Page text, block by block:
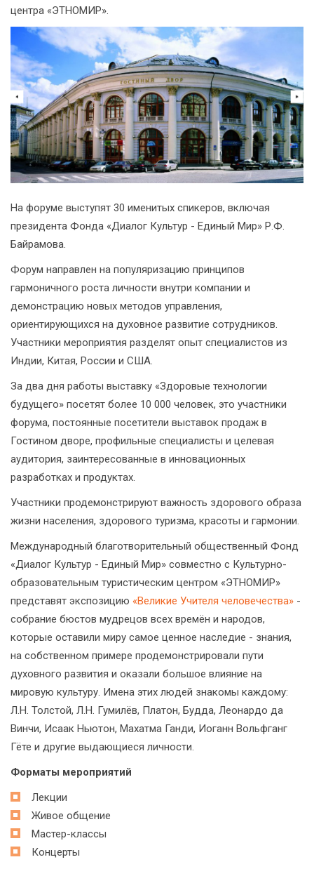
центра «ЭТНОМИР».
На форуме выступят 30 именитых спикеров, включая
президента Фонда «Диалог Культур - Единый Мир» Р.Ф.
Байрамова.
Форум направлен на популяризацию принципов
гармоничного роста личности внутри компании и
демонстрацию новых методов управления,
ориентирующихся на духовное развитие сотрудников.
Участники мероприятия разделят опыт специалистов из
Индии, Китая, России и США.
За два дня работы выставку «Здоровые технологии
будущего» посетят более 10 000 человек, это участники
форума, постоянные посетители выставок продаж в
Гостином дворе, профильные специалисты и целевая
аудитория, заинтересованные в инновационных
разработках и продуктах.
Участники продемонстрируют важность здорового образа
жизни населения, здорового туризма, красоты и гармонии.
Международный благотворительный общественный Фонд
«Диалог Культур - Единый Мир» совместно с Культурно-
образовательным туристическим центром «ЭТНОМИР»
представят экспозицию «Великие Учителя человечества» -
собрание бюстов мудрецов всех времён и народов,
которые оставили миру самое ценное наследие - знания,
на собственном примере продемонстрировали пути
духовного развития и оказали большое влияние на
мировую культуру. Имена этих людей знакомы каждому:
Л.Н. Толстой, Л.Н. Гумилёв, Платон, Будда, Леонардо да
Винчи, Исаак Ньютон, Махатма Ганди, Иоганн Вольфганг
Гёте и другие выдающиеся личности.
Форматы мероприятий
Лекции
Живое общение
Мастер-классы
Концерты